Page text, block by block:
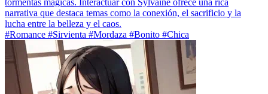
narrativa que destaca temas como la conexión, el sacrificio y la
lucha entre la belleza y el caos.
#Romance #Sirvienta #Mordaza #Bonito #Chica